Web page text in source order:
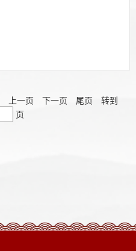
上一页 下一页 尾页
转到
页